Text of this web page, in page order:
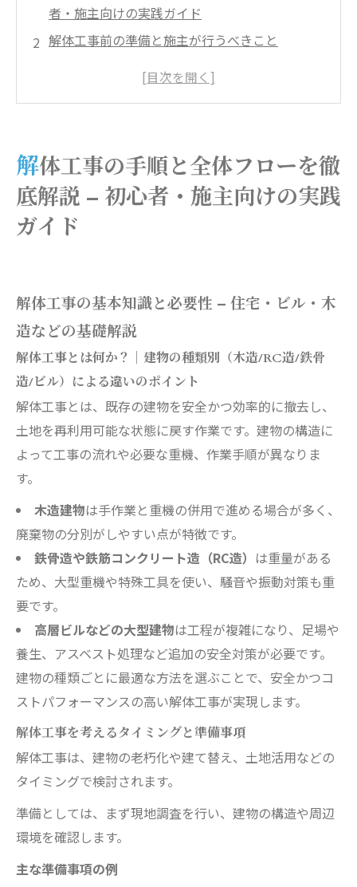
者・施主向けの実践ガイド
解体工事前の準備と施主が行うべきこと
解体工事の現場作業手順 – 安全・効率・法令順
守を重視したポイント解説
解体工事の施工事例・実績紹介 – 実際の現場か
ら学ぶポイント
建物解体後の手続き・活用方法と再建築の流れ
解体工事の手順と全体フローを徹
底解説 – 初心者・施主向けの実践
ガイド
解体工事の基本知識と必要性 – 住宅・ビル・木
造などの基礎解説
解体工事とは何か？｜建物の種類別（木造/RC造/鉄骨
造/ビル）による違いのポイント
解体工事とは、既存の建物を安全かつ効率的に撤去し、
土地を再利用可能な状態に戻す作業です。建物の構造に
よって工事の流れや必要な重機、作業手順が異なりま
す。
木造建物は手作業と重機の併用で進める場合が多く、
廃棄物の分別がしやすい点が特徴です。
鉄骨造や鉄筋コンクリート造（RC造） は重量がある
ため、大型重機や特殊工具を使い、騒音や振動対策も重
要です。
高層ビルなどの大型建物は工程が複雑になり、足場や
養生、アスベスト処理など追加の安全対策が必要です。
建物の種類ごとに最適な方法を選ぶことで、安全かつコ
ストパフォーマンスの高い解体工事が実現します。
解体工事を考えるタイミングと準備事項
解体工事は、建物の老朽化や建て替え、土地活用などの
タイミングで検討されます。
準備としては、まず現地調査を行い、建物の構造や周辺
環境を確認します。
主な準備事項の例